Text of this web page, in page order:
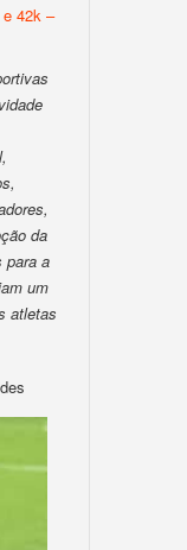
42k –
da
para a
um
atletas